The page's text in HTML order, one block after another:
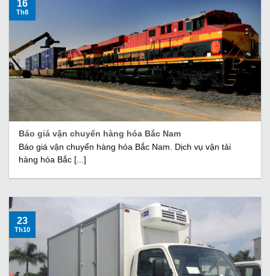
Báo giá vận chuyển hàng hóa Bắc Nam
Báo giá vận chuyển hàng hóa Bắc Nam. Dịch vụ vận tải
hàng hóa Bắc [...]
16
Th8
23
Th10